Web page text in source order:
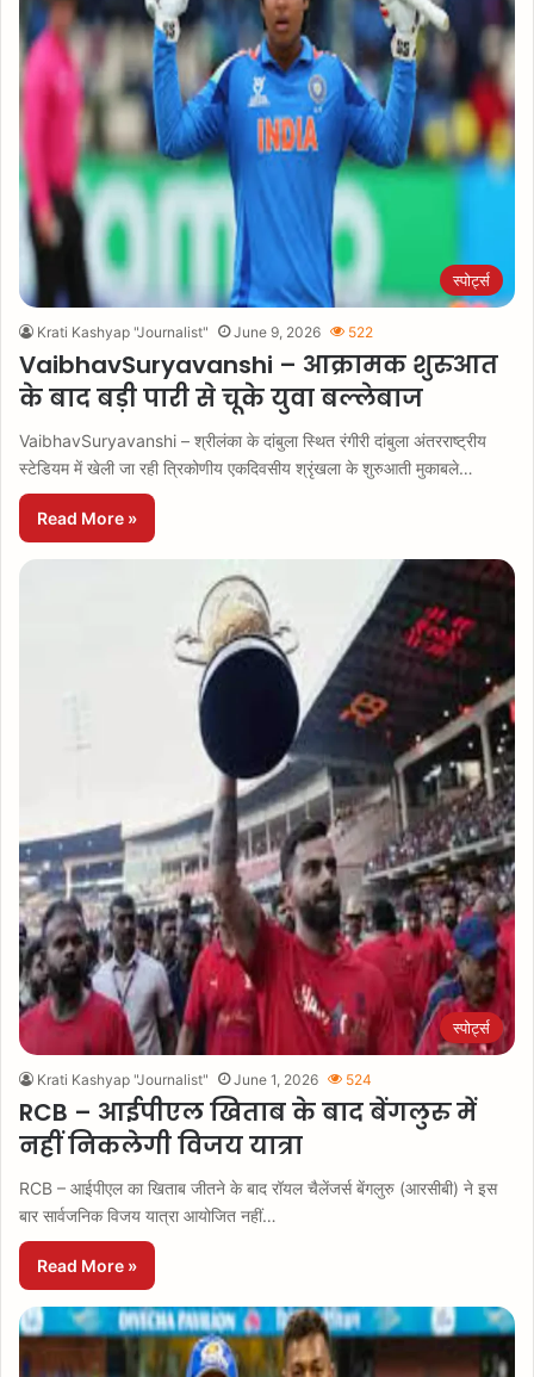
स्पोर्ट्स
Krati Kashyap "Journalist" June 9, 2026 522
VaibhavSuryavanshi – आक्रामक शुरुआत
के बाद बड़ी पारी से चूके युवा बल्लेबाज
VaibhavSuryavanshi – श्रीलंका के दांबुला स्थित रंगीरी दांबुला अंतरराष्ट्रीय
स्टेडियम में खेली जा रही त्रिकोणीय एकदिवसीय श्रृंखला के शुरुआती मुकाबले…
Read More »
स्पोर्ट्स
Krati Kashyap "Journalist" June 1, 2026 524
RCB – आईपीएल खिताब के बाद बेंगलुरु में
नहीं निकलेगी विजय यात्रा
RCB – आईपीएल का खिताब जीतने के बाद रॉयल चैलेंजर्स बेंगलुरु (आरसीबी) ने इस
बार सार्वजनिक विजय यात्रा आयोजित नहीं…
Read More »